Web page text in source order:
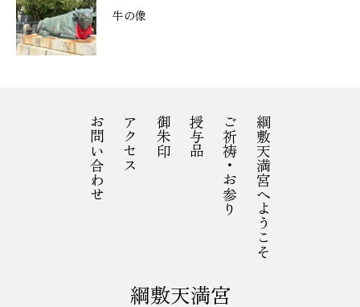
牛の像
綱敷天満宮へようこそ
ご祈祷・お参り
授与品
御朱印
アクセス
お問い合わせ
綱敷天満宮